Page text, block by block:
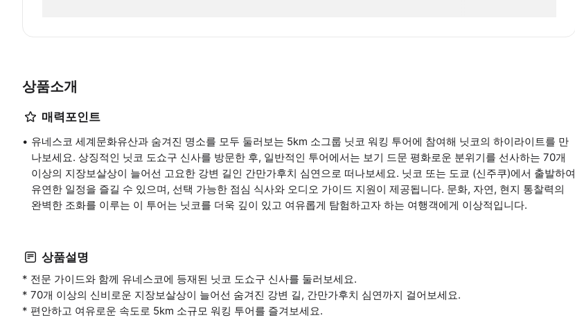
상품소개
매력포인트
유네스코 세계문화유산과 숨겨진 명소를 모두 둘러보는 5km 소그룹 닛코 워킹 투어에 참여해 닛코의 하이라이트를 만
나보세요. 상징적인 닛코 도쇼구 신사를 방문한 후, 일반적인 투어에서는 보기 드문 평화로운 분위기를 선사하는 70개
이상의 지장보살상이 늘어선 고요한 강변 길인 간만가후치 심연으로 떠나보세요. 닛코 또는 도쿄 (신주쿠)에서 출발하여
유연한 일정을 즐길 수 있으며, 선택 가능한 점심 식사와 오디오 가이드 지원이 제공됩니다. 문화, 자연, 현지 통찰력의
완벽한 조화를 이루는 이 투어는 닛코를 더욱 깊이 있고 여유롭게 탐험하고자 하는 여행객에게 이상적입니다.
상품설명
* 전문 가이드와 함께 유네스코에 등재된 닛코 도쇼구 신사를 둘러보세요.
* 70개 이상의 신비로운 지장보살상이 늘어선 숨겨진 강변 길, 간만가후치 심연까지 걸어보세요.
* 편안하고 여유로운 속도로 5km 소규모 워킹 투어를 즐겨보세요.